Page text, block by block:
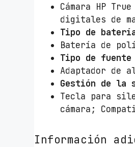
Cámara HP
digitales de
Tipo de
Batería de
Tipo de
Adaptador de
Gestión de la
Tecla para
cámara;
Información